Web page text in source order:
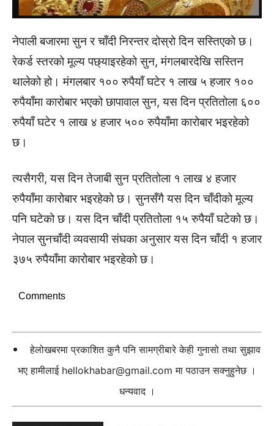
नेपाली बजारमा सुन र चाँदी निरन्तर दोस्रो दिन सस्तिएको छ।
रेकर्ड स्तरको मूल्य पछ्याइरहेको सुन, मंगलबारदेखि सस्तिन
थालेको हो। मंगलबार १०० रुपैयाँ घटेर १ लाख ५ हजार १००
रुपैयाँमा कारोबार भएको छापावाल सुन, यस दिन प्रतितोला ६००
रुपैयाँ घटेर १ लाख ४ हजार ५०० रुपैयाँमा कारोबार भइरहेको
छ।
त्यसैगरी, यस दिन तेजाबी सुन प्रतितोला १ लाख ४ हजार
रुपैयाँमा कारोबार भइरहेको छ। सुनसँगै यस दिन चाँदीको मूल्य
पनि घटेको छ। यस दिन चाँदी प्रतितोला १५ रुपैयाँ घटेको छ।
नेपाल सुनचाँदी व्यवसायी संघका अनुसार यस दिन चाँदी १ हजार
३७५ रुपैयाँमा कारोबार भइरहेको छ।
Comments
हेलोखबरमा प्रकाशित कुनै पनि सामग्रीबारे केही गुनासो तथा सुझाव
भए हामीलाई hellokhabar@gmail.com मा पठाउन सक्नुहुनेछ ।
धन्यवाद ।